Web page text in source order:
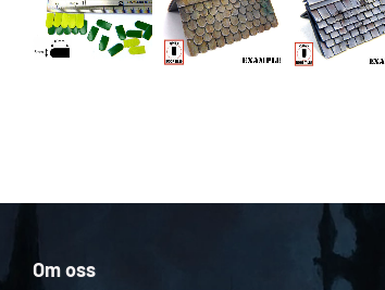
Om oss